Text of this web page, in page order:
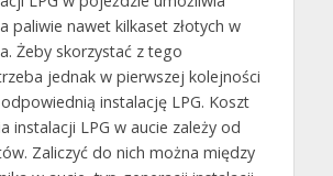
paliwie nawet kilkaset złotych w
Żeby skorzystać z tego
jednak w pierwszej kolejności
instalację LPG. Koszt
instalacji LPG w aucie zależy od
Zaliczyć do nich można między